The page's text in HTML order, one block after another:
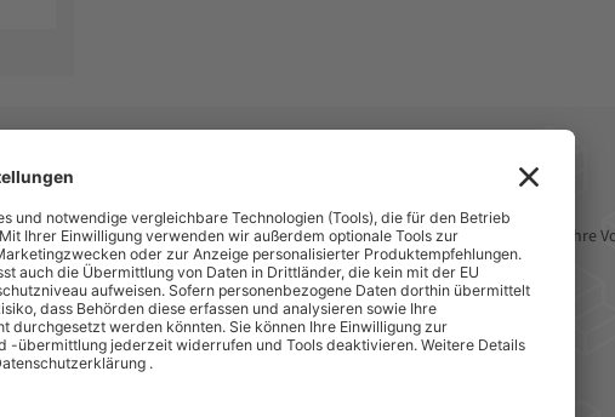
Motorschutz und Bremseinrichtung. Erhöhter Korrosionsschutz wird durch ihre